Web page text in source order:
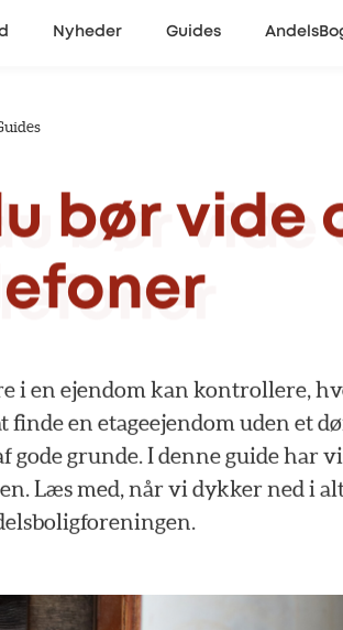
Nyheder Guides
bør vide
i en ejendom kan kontrollere,
findeen etageejendom uden et
godegrunde.Idenneguideharvi
Læsmed,nårvi dykkernedi